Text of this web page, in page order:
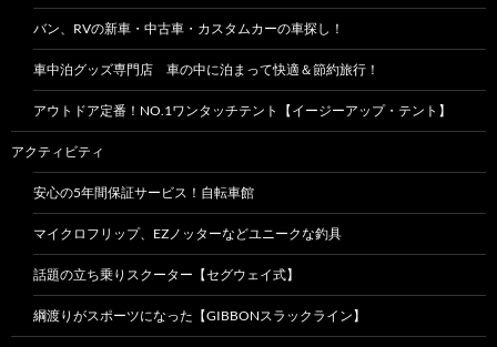
バン、RVの新車・中古車・カスタムカーの車探し！
車中泊グッズ専門店 車の中に泊まって快適＆節約旅行！
アウトドア定番！NO.1ワンタッチテント【イージーアップ・テント】
アクティビティ
安心の5年間保証サービス！自転車館
マイクロフリップ、EZノッターなどユニークな釣具
話題の立ち乗りスクーター【セグウェイ式】
綱渡りがスポーツになった【GIBBONスラックライン】